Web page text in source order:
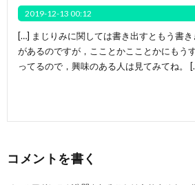
2019-12-13 00:12
[…] まじりみに関しては書き出すともう書
があるのですが，こことかこことかにもう
ってるので，興味のある人は見てみてね。
コメントを書く